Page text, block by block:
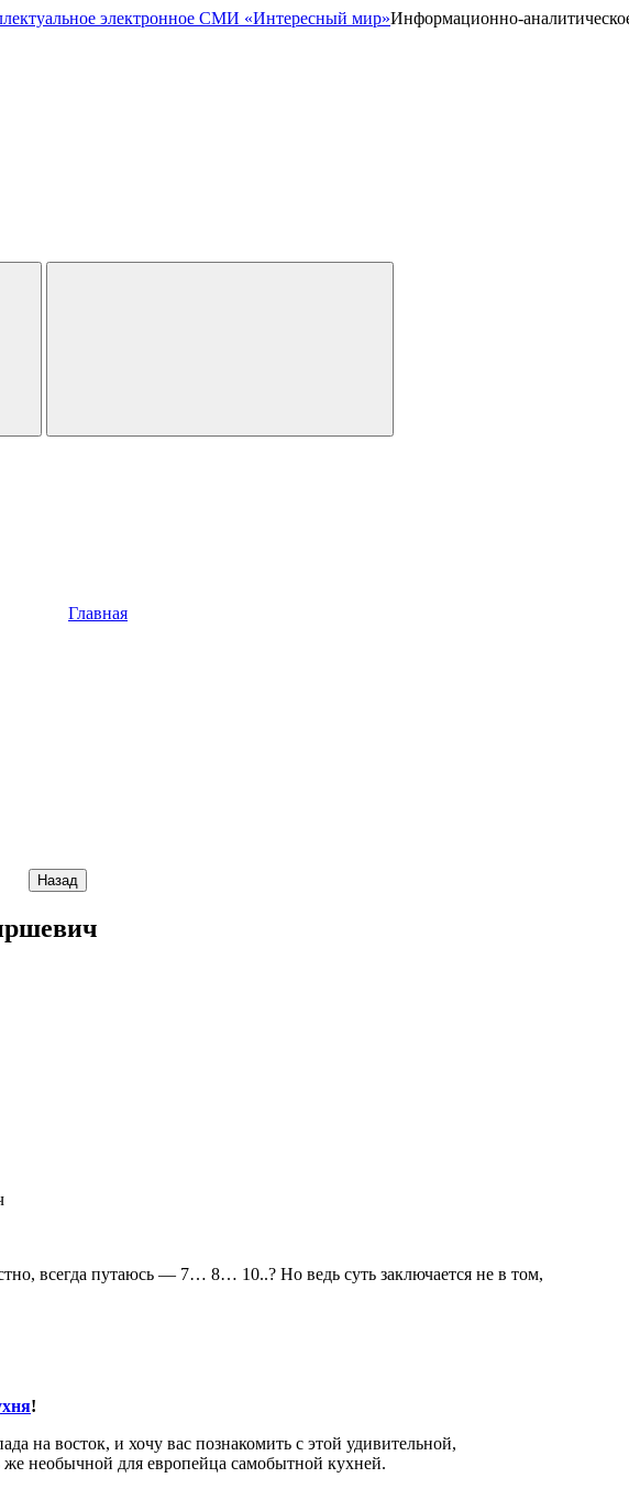
Информационно-
Главная
Назад
всегда путаюсь — 7… 8… 10..? Но ведь суть заключается не в том,
!
на восток, и хочу вас познакомить с этой удивительной,
же необычной для европейца самобытной кухней.